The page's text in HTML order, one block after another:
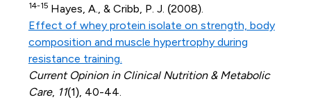
14-15 Hayes, A., & Cribb, P. J. (2008).
Effect of whey protein isolate on strength, body
composition and muscle hypertrophy during
resistance training.
Current Opinion in Clinical Nutrition & Metabolic
Care, 11(1), 40-44.